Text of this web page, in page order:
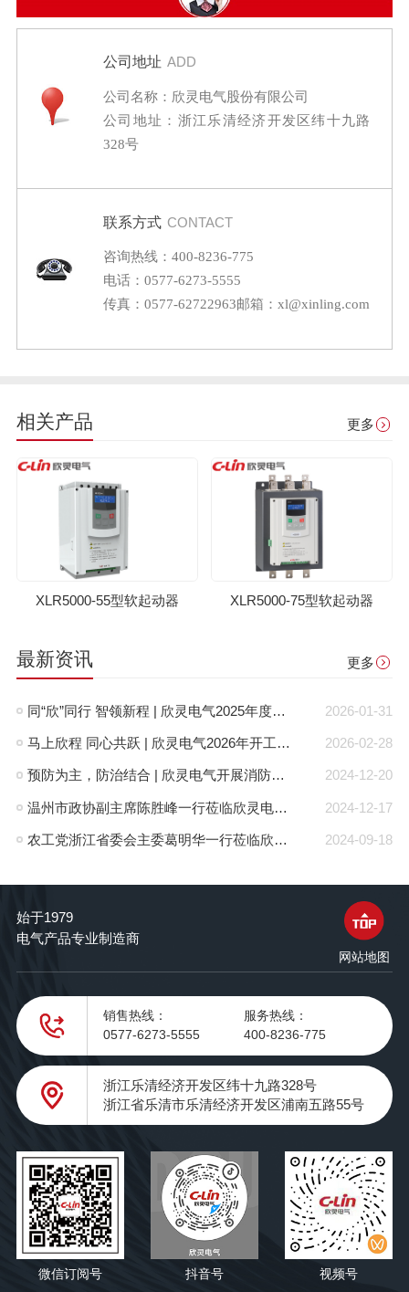
公司地址 ADD
公司名称：欣灵电气股份有限公司
公司地址：浙江乐清经济开发区纬十九路
328号
联系方式 CONTACT
咨询热线：400-8236-775
电话：0577-6273-5555
传真：0577-62722963邮箱：xl@xinling.com
相关产品 更多
XLR5000-55型软起动器 XLR5000-75型软起动器
最新资讯 更多
2026-01-31
同“欣”同行 智领新程 | 欣灵电气2025年度表彰总结大会暨新年酒会成功举办！
2026-02-28
马上欣程 同心共跃 | 欣灵电气2026年开工大吉！
2024-12-20
预防为主，防治结合 | 欣灵电气开展消防应急预案演练活动
2024-12-17
温州市政协副主席陈胜峰一行莅临欣灵电气调研指导
2024-09-18
农工党浙江省委会主委葛明华一行莅临欣灵电气考察调研
始于1979
电气产品专业制造商
网站地图
销售热线：
0577-6273-5555
服务热线：
400-8236-775
浙江乐清经济开发区纬十九路328号
浙江省乐清市乐清经济开发区浦南五路55号
微信订阅号 抖音号 视频号